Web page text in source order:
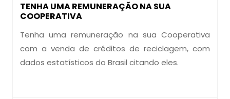
TENHA UMA REMUNERAÇÃO NA SUA
COOPERATIVA
Tenha uma remuneração na sua Cooperativa
com a venda de créditos de reciclagem, com
dados estatísticos do Brasil citando eles.